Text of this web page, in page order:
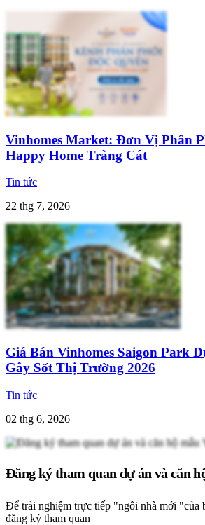
Vinhomes Market: Đơn Vị Phân
Happy Home Tràng Cát
Tin tức
22 thg 7, 2026
Giá Bán Vinhomes Saigon Park
Gây Sốt Thị Trường 2026
Tin tức
02 thg 6, 2026
Đăng ký tham quan dự án và căn
Để trải nghiệm trực tiếp "ngôi nhà mới "của
đăng ký tham quan